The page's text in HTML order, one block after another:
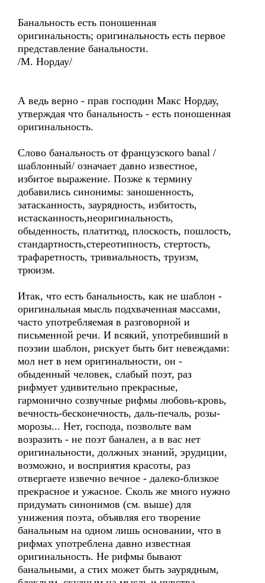
Банальность есть поношенная
оригинальность; оригинальность есть первое
представление банальности.
/М. Нордау/
А ведь верно - прав господин Макс Нордау,
утверждая что банальность - есть поношенная
оригинальность.
Слово банальность от французского banal /
шаблонный/ означает давно известное,
избитое выражение. Позже к термину
добавились синонимы: заношенность,
затасканность, заурядность, избитость,
истасканность,неоригинальность,
обыденность, платитюд, плоскость, пошлость,
стандартность,стереотипность, стертость,
трафаретность, тривиальность, труизм,
трюизм.
Итак, что есть банальность, как не шаблон -
оригинальная мысль подхваченная массами,
часто употребляемая в разговорной и
письменной речи. И всякий, употребивший в
поэзии шаблон, рискует быть бит невеждами:
мол нет в нем оригинальности, он -
обыденный человек, слабый поэт, раз
рифмует удивительно прекрасные,
гармонично созвучные рифмы любовь-кровь,
вечность-бесконечность, даль-печаль, розы-
морозы... Нет, господа, позвольте вам
возразить - не поэт банален, а в вас нет
оригинальности, должных знаний, эрудиции,
возможно, и восприятия красоты, раз
отвергаете извечно вечное - далеко-близкое
прекрасное и ужасное. Сколь же много нужно
придумать синонимов (см. выше) для
унижения поэта, объявляя его творение
банальным на одном лишь основании, что в
рифмах употреблена давно известная
оригинальность. Не рифмы бывают
банальными, а стих может быть заурядным,